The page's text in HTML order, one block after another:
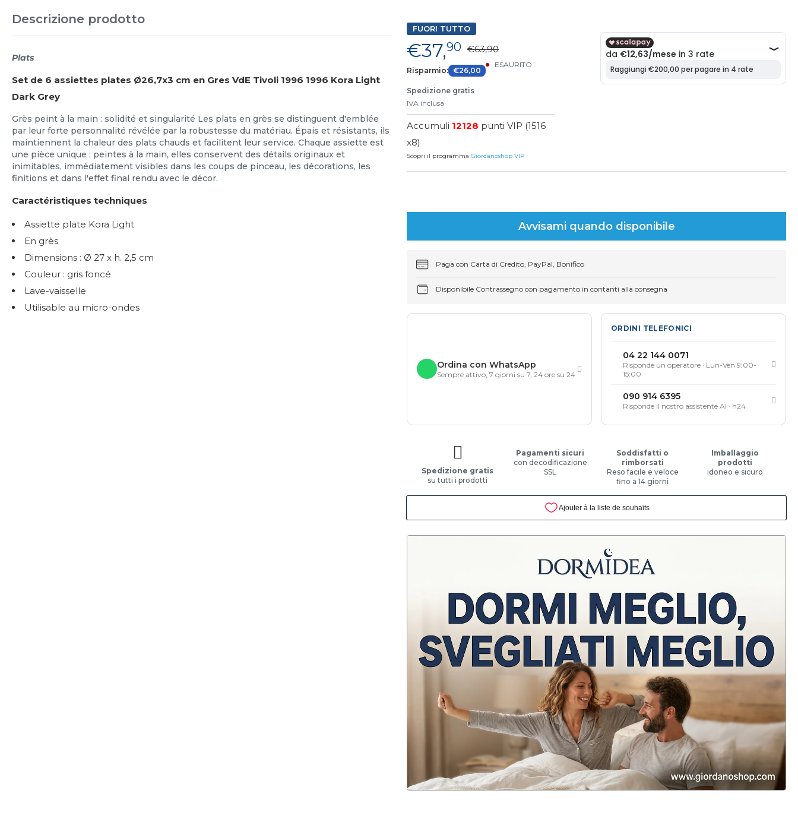
Descrizione prodotto
Plats
Set de 6 assiettes plates Ø26,7x3 cm en Gres VdE Tivoli 1996 1996 Kora Light
Dark Grey
Grès peint à la main : solidité et singularité Les plats en grès se distinguent d'emblée
par leur forte personnalité révélée par la robustesse du matériau. Épais et résistants, ils
maintiennent la chaleur des plats chauds et facilitent leur service. Chaque assiette est
une pièce unique : peintes à la main, elles conservent des détails originaux et
inimitables, immédiatement visibles dans les coups de pinceau, les décorations, les
finitions et dans l'effet final rendu avec le décor.
Caractéristiques techniques
Assiette plate Kora Light
En grès
Dimensions : Ø 27 x h. 2,5 cm
Couleur : gris foncé
Lave-vaisselle
Utilisable au micro-ondes
FUORI TUTTO
€37,90 €63,90
Risparmio: €26,00
ESAURITO
Spedizione gratis
IVA inclusa
Accumuli 12128 punti VIP (1516
x8)
Scopri il programmaGiordanoshop VIP
Avvisami quando disponibile
Paga con Carta di Credito, PayPal, Bonifico
Disponibile Contrassegno con pagamento in contanti alla consegna
Ordina con WhatsApp
Sempre attivo, 7 giorni su 7, 24 ore su 24
ORDINI TELEFONICI
04 22 144 0071
Risponde un operatore · Lun-Ven 9:00-
15:00
090 914 6395
Risponde il nostro assistente AI · h24
Spedizione gratis
su tutti i prodotti
Pagamenti sicuri
con decodificazione
SSL
Soddisfatti o
rimborsati
Reso facile e veloce
fino a 14 giorni
Imballaggio
prodotti
idoneo e sicuro